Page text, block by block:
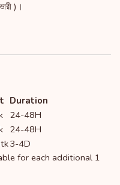
)।
Duration
24-48H
24-48H
3-4D
for each additional 1